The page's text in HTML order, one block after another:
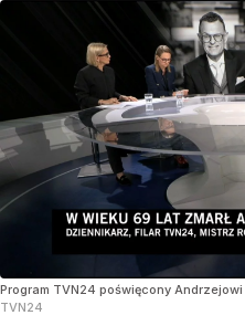
Program TVN24 poświęcony
TVN24